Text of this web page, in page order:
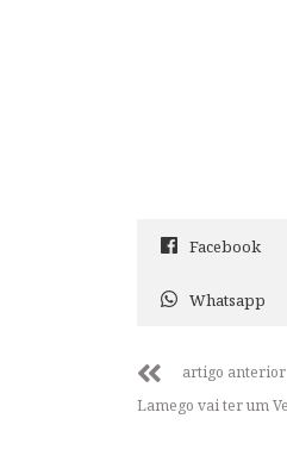
Facebook
Whatsapp
artigo anterior
Lamego vai ter um